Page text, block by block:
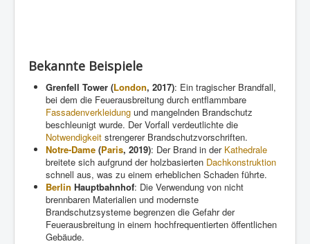
Bekannte Beispiele
Grenfell Tower (London, 2017): Ein tragischer Brandfall,
bei dem die Feuerausbreitung durch entflammbare
Fassadenverkleidung und mangelnden Brandschutz
beschleunigt wurde. Der Vorfall verdeutlichte die
Notwendigkeit strengerer Brandschutzvorschriften.
Notre-Dame (Paris, 2019): Der Brand in der Kathedrale
breitete sich aufgrund der holzbasierten Dachkonstruktion
schnell aus, was zu einem erheblichen Schaden führte.
Berlin Hauptbahnhof: Die Verwendung von nicht
brennbaren Materialien und modernste
Brandschutzsysteme begrenzen die Gefahr der
Feuerausbreitung in einem hochfrequentierten öffentlichen
Gebäude.